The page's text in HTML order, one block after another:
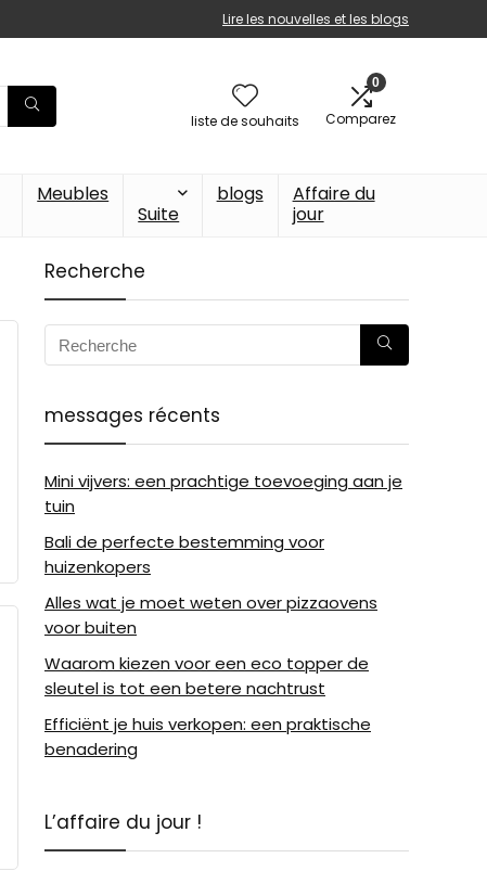
Lire les nouvelles et les blogs
liste de souhaits
0
Comparez
Meubles
Suite
blogs
Affaire du
jour
Recherche
messages récents
Mini vijvers: een prachtige toevoeging aan je
tuin
Bali de perfecte bestemming voor
huizenkopers
Alles wat je moet weten over pizzaovens
voor buiten
Waarom kiezen voor een eco topper de
sleutel is tot een betere nachtrust
Efficiënt je huis verkopen: een praktische
benadering
L’affaire du jour !